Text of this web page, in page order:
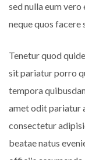
sed nulla eum
neque quos facere
Tenetur quod
sit pariatur porro
tempora
amet odit pariatur
consectetur
beatae natus